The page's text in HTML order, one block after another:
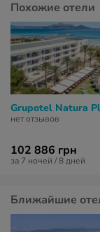
Похожие отели
Grupotel Natura
нет отзывов
102 886 грн
за 7 ночей / 8 дней
Ближайшие